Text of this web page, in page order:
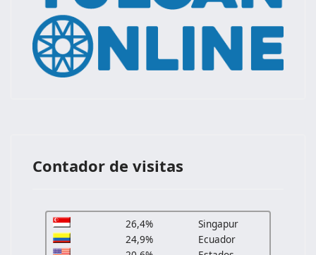
Contador de visitas
26,4%
Singapur
24,9%
Ecuador